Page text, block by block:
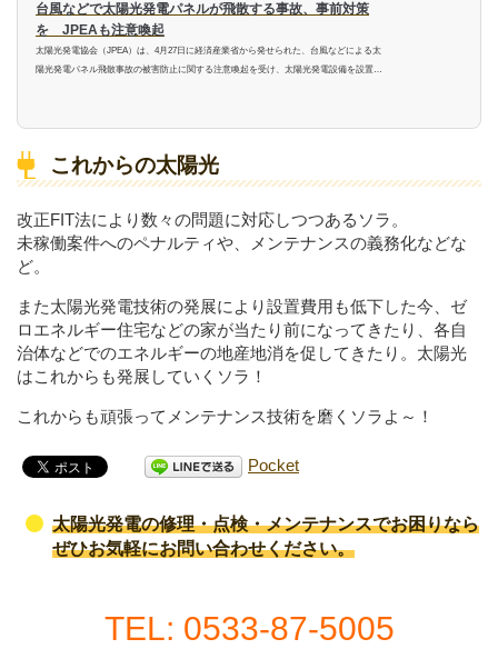
台風などで太陽光発電パネルが飛散する事故、事前対策
を JPEAも注意喚起
太陽光発電協会（JPEA）は、4月27日に経済産業省から発せられた、台風などによる太
陽光発電パネル飛散事故の被害防止に関する注意喚起を受け、太陽光発電設備を設置し
これからの太陽光
改正FIT法により数々の問題に対応しつつあるソラ。
未稼働案件へのペナルティや、メンテナンスの義務化などな
ど。
また太陽光発電技術の発展により設置費用も低下した今、ゼ
ロエネルギー住宅などの家が当たり前になってきたり、各自
治体などでのエネルギーの地産地消を促してきたり。太陽光
はこれからも発展していくソラ！
これからも頑張ってメンテナンス技術を磨くソラよ～！
Pocket
太陽光発電の修理・点検・メンテナンスでお困りなら
ぜひお気軽にお問い合わせください。
TEL: 0533-87-5005